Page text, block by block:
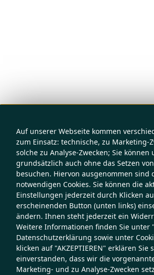
Auf unserer Webseite kommen
zum Einsatz: technische, zu Marketing-
solche zu Analyse-Zwecken; Sie können
grundsätzlich auch ohne das Setzen
besuchen. Hiervon ausgenommen sind
notwendigen Cookies. Sie können die
Einstellungen jederzeit durch Klicken
erscheinenden Button (unten links)
ändern. Ihnen steht jederzeit ein
Weitere Informationen finden Sie unter
Datenschutzerklärung sowie unter
klicken auf "AKZEPTIEREN" erklären Sie
einverstanden, dass wir die
Marketing- und zu Analyse-Zwecken